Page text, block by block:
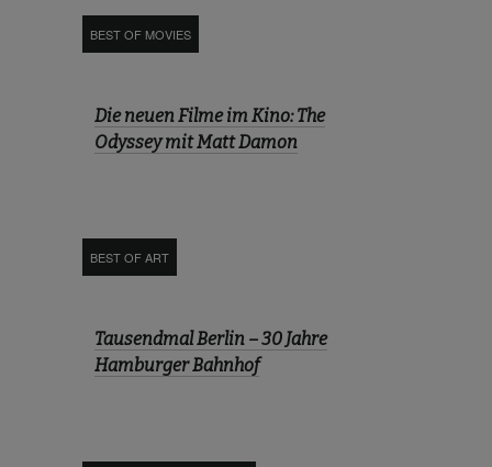
BEST OF MOVIES
Die neuen Filme im Kino: The
Odyssey mit Matt Damon
BEST OF ART
Tausendmal Berlin – 30 Jahre
Hamburger Bahnhof